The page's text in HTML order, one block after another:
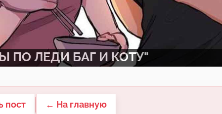
ПО ЛЕДИ БАГ И КОТУ"
пост ← На главную